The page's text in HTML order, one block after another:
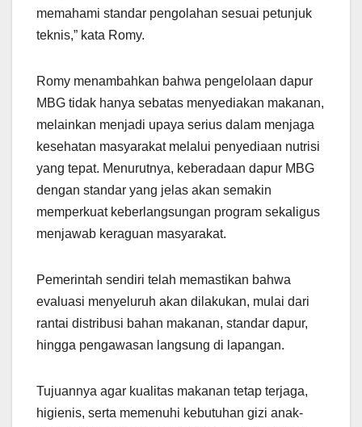
memahami standar pengolahan sesuai petunjuk
teknis,” kata Romy.
Romy menambahkan bahwa pengelolaan dapur
MBG tidak hanya sebatas menyediakan makanan,
melainkan menjadi upaya serius dalam menjaga
kesehatan masyarakat melalui penyediaan nutrisi
yang tepat. Menurutnya, keberadaan dapur MBG
dengan standar yang jelas akan semakin
memperkuat keberlangsungan program sekaligus
menjawab keraguan masyarakat.
Pemerintah sendiri telah memastikan bahwa
evaluasi menyeluruh akan dilakukan, mulai dari
rantai distribusi bahan makanan, standar dapur,
hingga pengawasan langsung di lapangan.
Tujuannya agar kualitas makanan tetap terjaga,
higienis, serta memenuhi kebutuhan gizi anak-